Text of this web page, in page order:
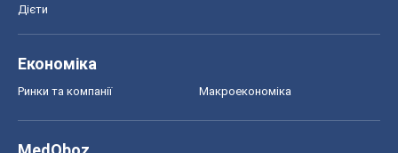
Дієти
Економіка
Ринки та компанії Макроекономіка